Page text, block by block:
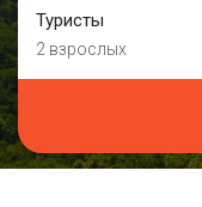
Туристы
2 взрослых